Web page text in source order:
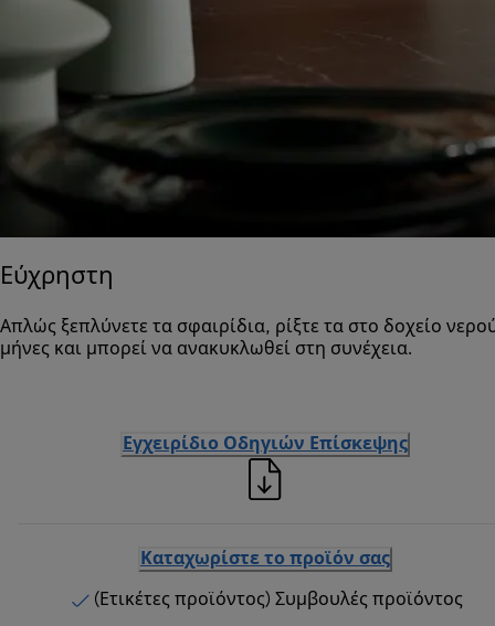
Εύχρηστη
Απλώς ξεπλύνετε τα σφαιρίδια, ρίξτε τα στο δοχείο
μήνες και μπορεί να ανακυκλωθεί στη συνέχεια.
Εγχειρίδιο Οδηγιών Επίσκεψης
Καταχωρίστε το προϊόν σας
(Ετικέτες προϊόντος) Συμβουλές προϊόντος